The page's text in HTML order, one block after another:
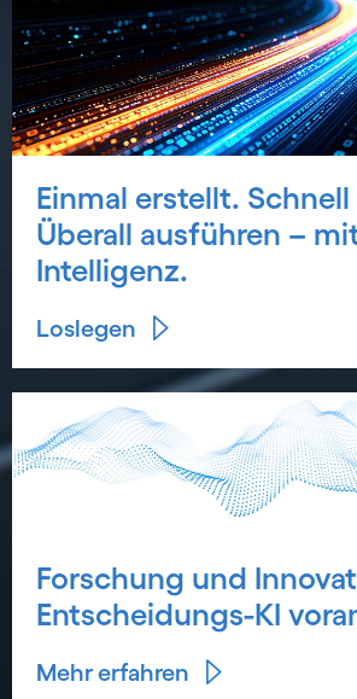
Einmal erstellt. Schnell
Überall ausführen –
Intelligenz.
Loslegen
Forschung und
Entscheidungs-KI
Mehr erfahren